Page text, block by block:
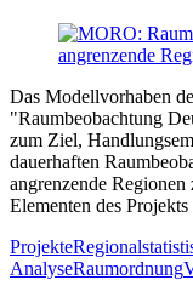
Das Modellvorhaben
"Raumbeobachtung
zum Ziel,
dauerhaften
angrenzende
Elementen des Projekts
Projekte
AnalyseRaumordnung